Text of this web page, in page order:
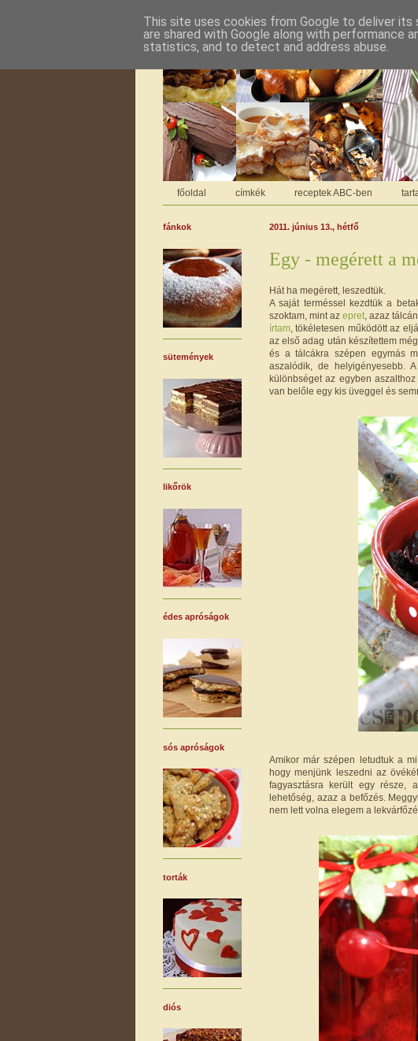
főoldal címkék receptek ABC-ben
2011. június 13., hétfő
Egy - megérett a
Hát ha megérett, leszedtük.
A saját terméssel kezdtük a
szoktam, mint az epret , azaz
írtam , tökéletesen működött az
az első adag után készítettem
és a tálcákra szépen egymás
aszalódik, de helyigényesebb.
különbséget az egyben
van belőle egy kis üveggel és
Amikor már szépen letudtuk a
hogy menjünk leszedni az
fagyasztásra került egy része,
lehetőség, azaz a befőzés.
nem lett volna elegem a
fánkok
sütemények
likőrök
édes apróságok
sós apróságok
torták
diós
This site uses cookies from Google to deliver its
are shared with Google along with performance
statistics, and to detect and address abuse.